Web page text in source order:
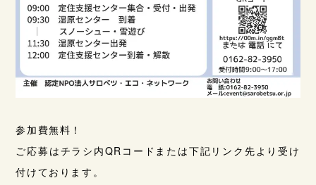
参加費無料！
ご応募はチラシ内QRコードまたは下記リンク先より受け
付けております。